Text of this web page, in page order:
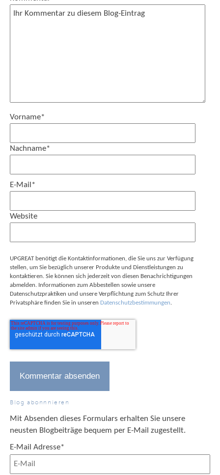
Vorname*
Nachname*
E-Mail *
Website
UPGREAT benötigt die Kontaktinformationen, die Sie uns zur Verfügung
stellen, um Sie bezüglich unserer Produkte und Dienstleistungen zu
kontaktieren. Sie können sich jederzeit von diesen Benachrichtigungen
abmelden. Informationen zum Abbestellen sowie unsere
Datenschutzpraktiken und unsere Verpflichtung zum Schutz Ihrer
Privatsphäre finden Sie in unseren Datenschutzbestimmungen.
Blog abonnnieren
Mit Absenden dieses Formulars erhalten Sie unsere
neusten Blogbeiträge bequem per E-Mail zugestellt.
E-Mail Adresse*